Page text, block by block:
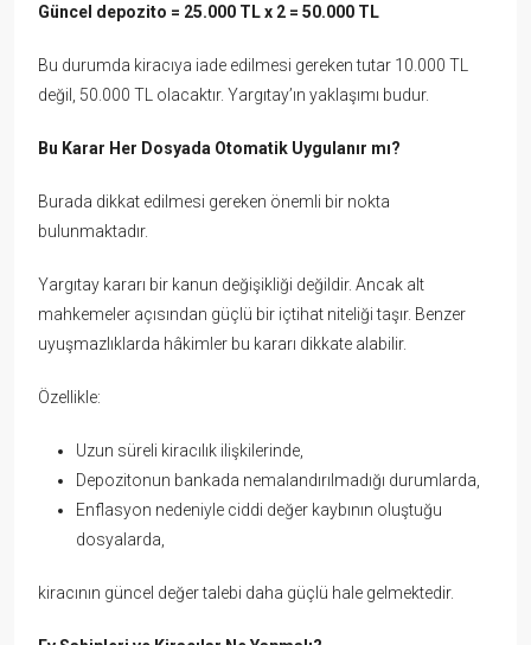
Güncel depozito = 25.000 TL x 2 = 50.000 TL
Bu durumda kiracıya iade edilmesi gereken tutar 10.000 TL
değil, 50.000 TL olacaktır. Yargıtay’ın yaklaşımı budur.
Bu Karar Her Dosyada Otomatik Uygulanır mı?
Burada dikkat edilmesi gereken önemli bir nokta
bulunmaktadır.
Yargıtay kararı bir kanun değişikliği değildir. Ancak alt
mahkemeler açısından güçlü bir içtihat niteliği taşır. Benzer
uyuşmazlıklarda hâkimler bu kararı dikkate alabilir.
Özellikle:
Uzun süreli kiracılık ilişkilerinde,
Depozitonun bankada nemalandırılmadığı durumlarda,
Enflasyon nedeniyle ciddi değer kaybının oluştuğu
dosyalarda,
kiracının güncel değer talebi daha güçlü hale gelmektedir.